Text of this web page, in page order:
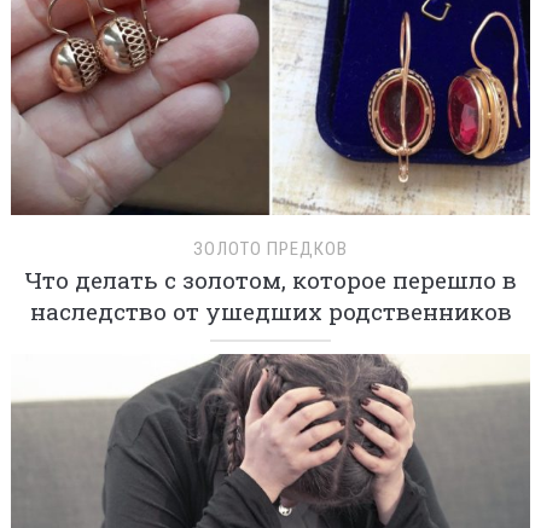
ЗОЛОТО ПРЕДКОВ
Что делать с золотом, которое перешло в
наследство от ушедших родственников